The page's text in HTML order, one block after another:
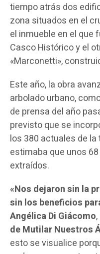
tiempo atrás dos
zona situados en el
el inmueble en el que
Casco Histórico y el
«Marconetti»,
Este año, la obra
arbolado urbano,
de prensa del año
previsto que se
los 380 actuales de la
estimaba que unos
extraídos.
«Nos dejaron sin la
sin los beneficios
Angélica Di Giácomo
de Mutilar Nuestros
esto se visualice